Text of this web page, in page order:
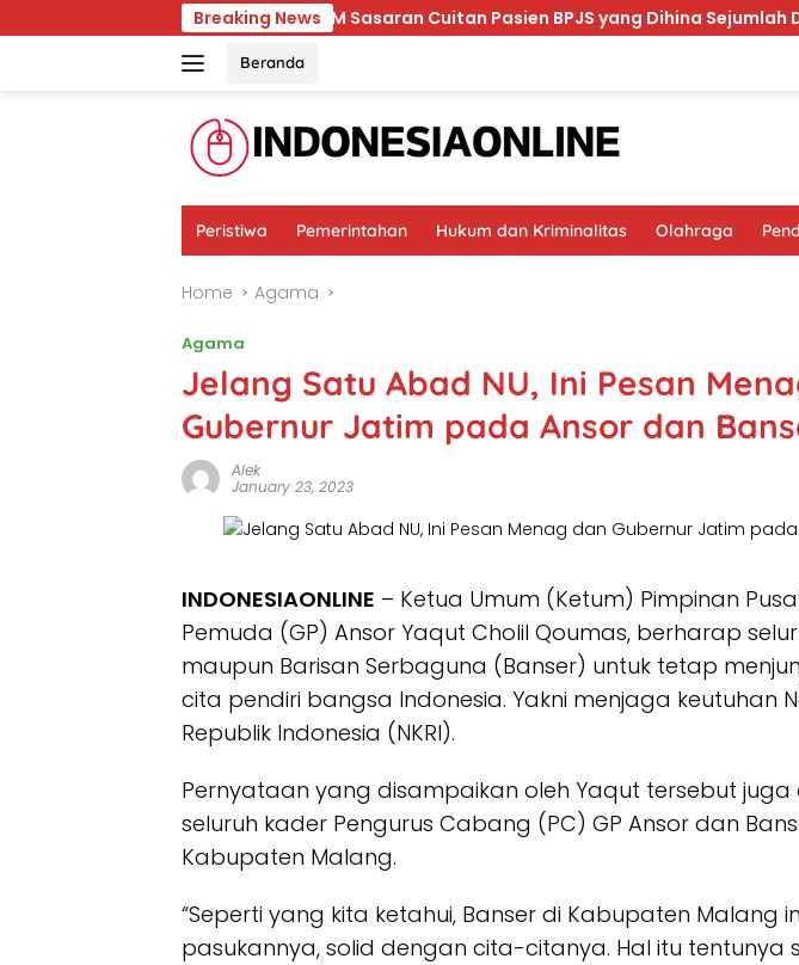
to
Breaking News
Ternyata RSCM Sasaran Cuitan Pasien BPJS yang Dihina Sejumlah Dokter
Beranda
Peristiwa Pemerintahan Hukum dan Kriminalitas Olahraga
Home Agama
Agama
Jelang Satu Abad NU, Ini Pesan
Gubernur Jatim pada Ansor dan
Alek
January 23, 2023
INDONESIAONLINE – Ketua Umum (Ketum) Pimpinan
Pemuda (GP) Ansor Yaqut Cholil Qoumas, berharap
maupun Barisan Serbaguna (Banser) untuk tetap
cita pendiri bangsa Indonesia. Yakni menjaga keutuhan
Republik Indonesia (NKRI).
Pernyataan yang disampaikan oleh Yaqut tersebut juga
seluruh kader Pengurus Cabang (PC) GP Ansor dan
Kabupaten Malang.
“Seperti yang kita ketahui, Banser di Kabupaten Malang
pasukannya, solid dengan cita-citanya. Hal itu tentunya